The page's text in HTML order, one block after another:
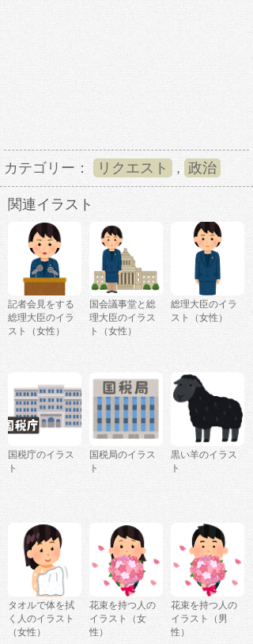
カテゴリー： リクエスト , 政治
関連イラスト
記者会見をする
総理大臣のイラ
スト（女性）
国会議事堂と総
理大臣のイラス
ト（女性）
総理大臣のイラ
スト（女性）
国税庁のイラス
ト
国税局のイラス
ト
黒い羊のイラス
ト
タオルで体を拭
く人のイラスト
（女性）
花束を持つ人の
イラスト（女
性）
花束を持つ人の
イラスト（男
性）